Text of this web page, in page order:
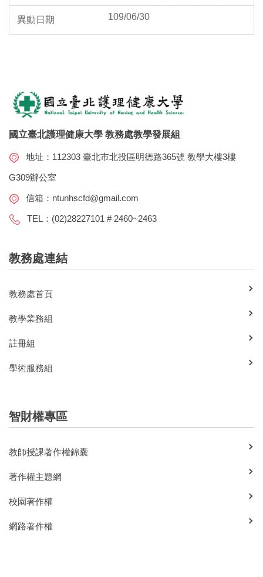
109/06/30
國立臺北護理健康大學 教務處教學發展組
地址：112303 臺北市北投區明德路365號 教學大樓3樓
G309辦公室
信箱： ntunhscfd@gmail.com
TEL：(02)28227101 # 2460~2463
教務處連結
教務處首頁
教學業務組
註冊組
學術服務組
智財權專區
教師授課著作權錦囊
著作權主題網
校園著作權
網路著作權